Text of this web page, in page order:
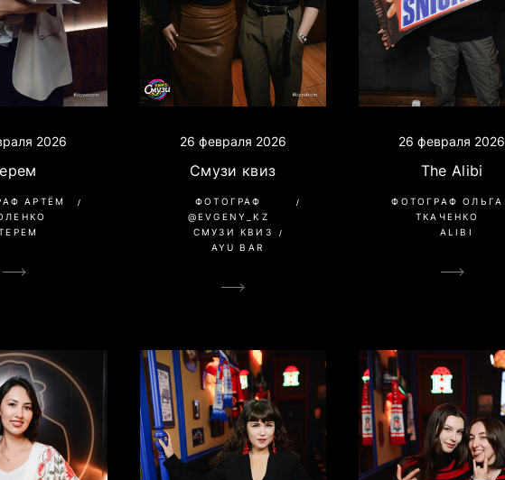
2026
АРТЁМ
26 февраля 2026
Смузи квиз
ФОТОГРАФ
@EVGENY_KZ
СМУЗИ КВИЗ
AYU BAR
26 февраля 2026
The Alibi
ФОТОГРАФ ОЛЬГА
ТКАЧЕНКО
ALIBI